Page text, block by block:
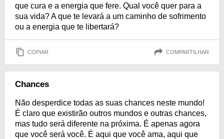
que cura e a energia que fere. Qual você quer para a
sua vida? A que te levará a um caminho de sofrimento
ou a energia que te libertará?
COPIAR COMPARTILHAR
Chances
Não desperdice todas as suas chances neste mundo!
É claro que existirão outros mundos e outras chances,
mas tudo será diferente na próxima. É apenas agora
que você será você. É aqui que você ama, aqui que